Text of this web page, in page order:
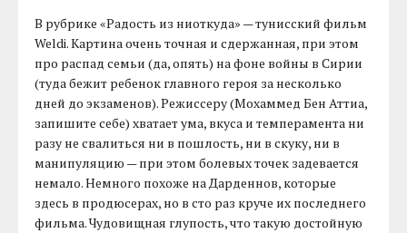
В рубрике «Радость из ниоткуда» — тунисский фильм
Weldi. Картина очень точная и сдержанная, при этом
про распад семьи (да, опять) на фоне войны в Сирии
(туда бежит ребенок главного героя за несколько
дней до экзаменов). Режиссеру (Мохаммед Бен Аттиа,
запишите себе) хватает ума, вкуса и темперамента ни
разу не свалиться ни в пошлость, ни в скуку, ни в
манипуляцию — при этом болевых точек задевается
немало. Немного похоже на Дарденнов, которые
здесь в продюсерах, но в сто раз круче их последнего
фильма. Чудовищная глупость, что такую достойную